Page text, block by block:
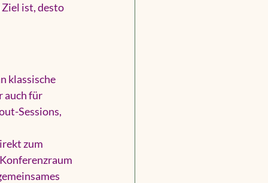
ist, desto
klassische
auch für
Sessions,
zum